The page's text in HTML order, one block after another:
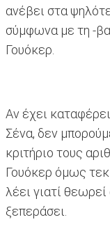
ανέβει στα
σύμφωνα με τη -
Γουόκερ.
Αν έχει
Σένα, δεν
κριτήριο τους
Γουόκερ όμως
λέει γιατί
ξεπεράσει.